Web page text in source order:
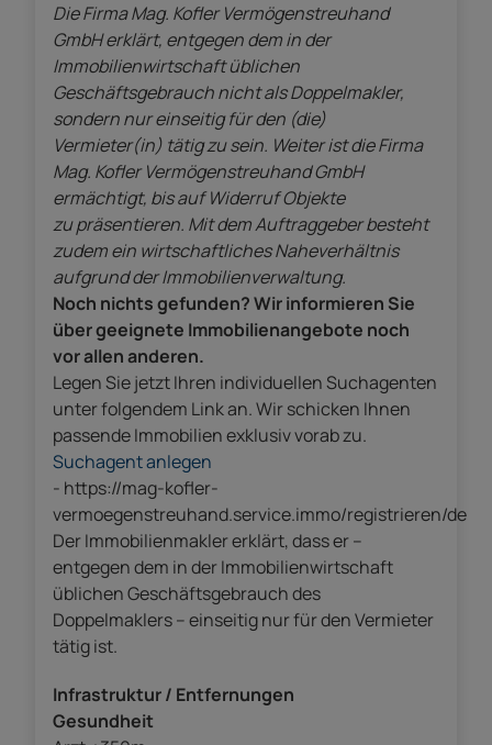
Die Firma Mag. Kofler Vermögenstreuhand
GmbH erklärt, entgegen dem in der
Immobilienwirtschaft üblichen
Geschäftsgebrauch nicht als Doppelmakler,
sondern nur einseitig für den (die)
Vermieter(in) tätig zu sein. Weiter ist die Firma
Mag. Kofler Vermögenstreuhand GmbH
ermächtigt, bis auf Widerruf Objekte
zu präsentieren. Mit dem Auftraggeber besteht
zudem ein wirtschaftliches Naheverhältnis
aufgrund der Immobilienverwaltung.
Noch nichts gefunden? Wir informieren Sie
über geeignete Immobilienangebote noch
vor allen anderen.
Legen Sie jetzt Ihren individuellen Suchagenten
unter folgendem Link an. Wir schicken Ihnen
passende Immobilien exklusiv vorab zu.
Suchagent anlegen
- https://mag-kofler-
vermoegenstreuhand.service.immo/registrieren/de
Der Immobilienmakler erklärt, dass er –
entgegen dem in der Immobilienwirtschaft
üblichen Geschäftsgebrauch des
Doppelmaklers – einseitig nur für den Vermieter
tätig ist.
Infrastruktur / Entfernungen
Gesundheit